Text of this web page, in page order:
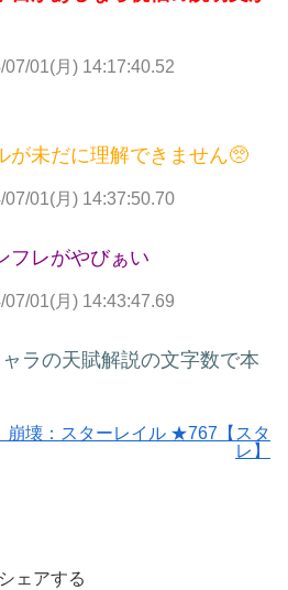
07/01(月) 14:17:40.52
が未だに理解できません🥺
07/01(月) 14:37:50.70
フレがやびぁい
07/01(月) 14:43:47.69
ラの天賦解説の文字数で本
崩壊：スターレイル ★767【スタ
レ】
シェアする